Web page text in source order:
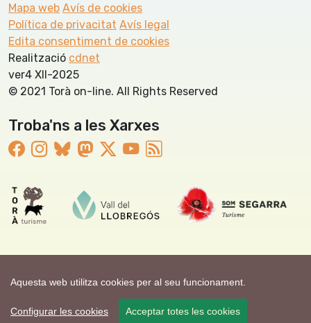
Aquesta web utilitza cookies per al seu funcionament.
Configurar les cookies Acceptar totes les cookies
Mapa web Avís de cookies
Política de privacitat Avís legal
Edita consentiment de cookies
Realització cdnet
ver4 XII-2025
© 2021 Torà on-line. All Rights Reserved
Troba'ns a les Xarxes